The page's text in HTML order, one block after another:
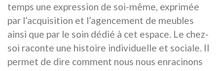
temps une expression de soi-même, exprimée
par l’acquisition et l’agencement de meubles
ainsi que par le soin dédié à cet espace. Le chez-
soi raconte une histoire individuelle et sociale. Il
permet de dire comment nous nous enracinons